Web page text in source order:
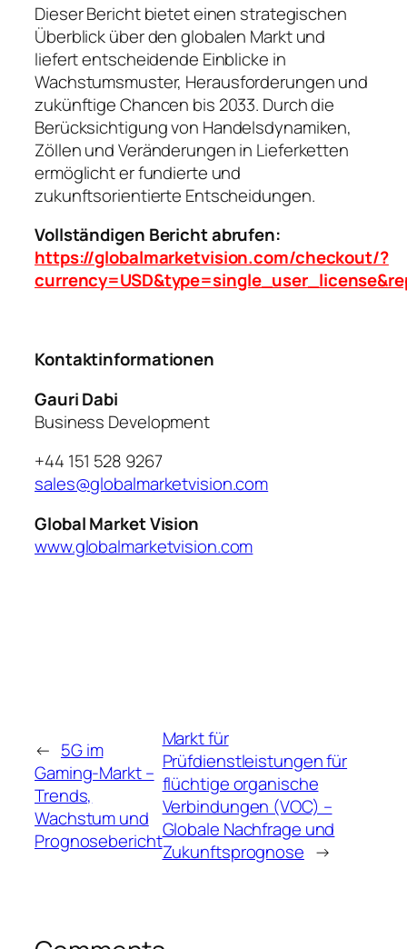
Dieser Bericht bietet einen strategischen
Überblick über den globalen Markt und
liefert entscheidende Einblicke in
Wachstumsmuster, Herausforderungen und
zukünftige Chancen bis 2033. Durch die
Berücksichtigung von Handelsdynamiken,
Zöllen und Veränderungen in Lieferketten
ermöglicht er fundierte und
zukunftsorientierte Entscheidungen.
Vollständigen Bericht abrufen:
https://globalmarketvision.com/checkout/?
Kontaktinformationen
Gauri Dabi
Business Development
+44 151 528 9267
sales@globalmarketvision.com
Global Market Vision
www.globalmarketvision.com
← 5G im
Gaming-Markt –
Trends,
Wachstum und
Prognosebericht
Markt für
Prüfdienstleistungen für
flüchtige organische
Verbindungen (VOC) –
Globale Nachfrage und
Zukunftsprognose →